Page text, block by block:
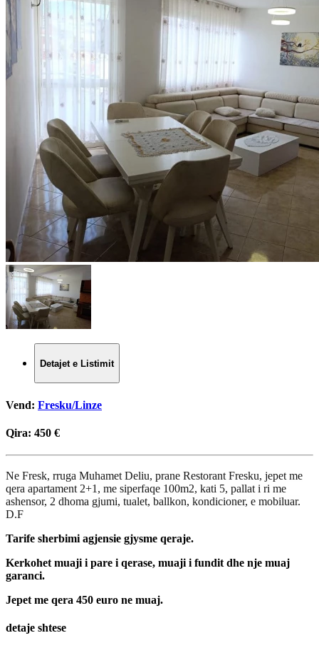
Detajet e Listimit
Vend: Fresku/Linze
Qira: 450 €
Ne Fresk, rruga Muhamet Deliu, prane Restorant Fresku, jepet me
qera apartament 2+1, me siperfaqe 100m2, kati 5, pallat i ri me
ashensor, 2 dhoma gjumi, tualet, ballkon, kondicioner, e mobiluar.
D.F
Tarife sherbimi agjensie gjysme qeraje.
Kerkohet muaji i pare i qerase, muaji i fundit dhe nje muaj
garanci.
Jepet me qera 450 euro ne muaj.
detaje shtese